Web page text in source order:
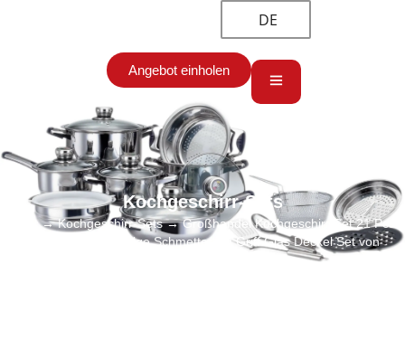
DE
Angebot einholen
Kochgeschirr-Sets
Start→Kochgeschirr-Sets→ Großhandel Kochgeschirr Set 21 Pcs
Edelstahl breite Felge Schmetterling Griff Glas Deckel Set von